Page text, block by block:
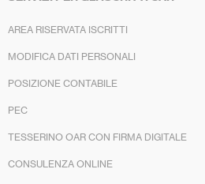
AREA RISERVATA ISCRITTI
MODIFICA DATI PERSONALI
POSIZIONE CONTABILE
PEC
TESSERINO OAR CON FIRMA DIGITALE
CONSULENZA ONLINE